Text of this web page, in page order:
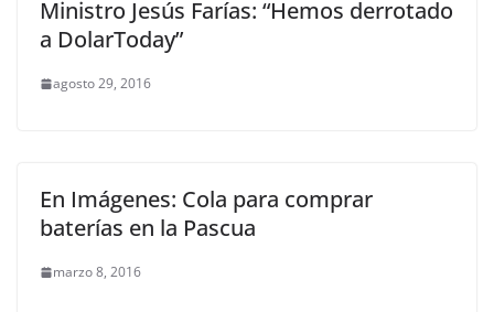
Ministro Jesús Farías: “Hemos derrotado
a DolarToday”
agosto 29, 2016
En Imágenes: Cola para comprar
baterías en la Pascua
marzo 8, 2016